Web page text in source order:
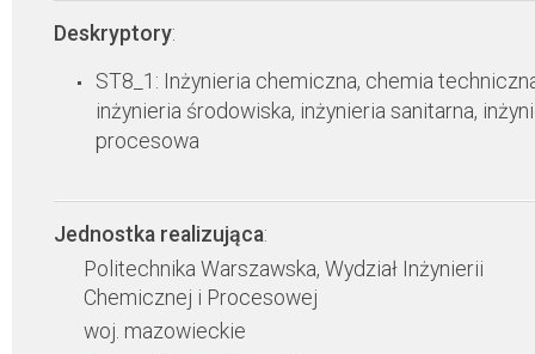
Deskryptory:
ST8_1: Inżynieria chemiczna, chemia
inżynieria środowiska, inżynieria sanitarna,
procesowa
Jednostka realizująca:
Politechnika Warszawska, Wydział Inżynierii
Chemicznej i Procesowej
woj. mazowieckie